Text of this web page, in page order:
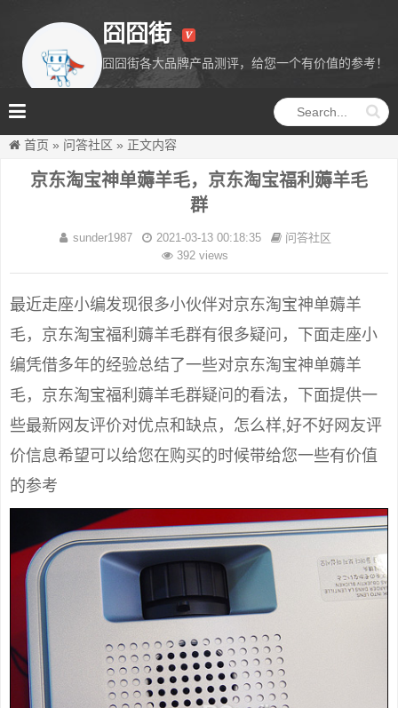
囧囧街
囧囧街各大品牌产品测评，给您一个有价值的参考！
首页 » 问答社区 » 正文内容
京东淘宝神单薅羊毛，京东淘宝福利薅羊毛
群
sunder1987 2021-03-13 00:18:35
问答社区
392 views
最近走座小编发现很多小伙伴对京东淘宝神单薅羊
毛，京东淘宝福利薅羊毛群有很多疑问，下面走座小
编凭借多年的经验总结了一些对京东淘宝神单薅羊
毛，京东淘宝福利薅羊毛群疑问的看法，下面提供一
些最新网友评价对优点和缺点，怎么样,好不好网友评
价信息希望可以给您在购买的时候带给您一些有价值
的参考